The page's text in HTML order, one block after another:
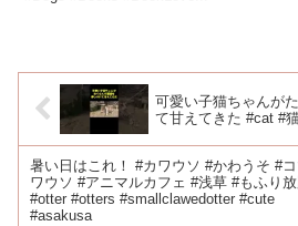
可愛い子猫ちゃんが
て甘えてきた #cat #
暑い日はこれ！ #カワウソ #かわうそ #
ワウソ #アニマルカフェ #浅草 #もふり
#otter #otters #smallclawedotter #cute
#asakusa